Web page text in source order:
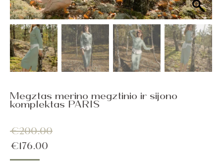
Megztas merino megztinio ir sijono
komplektas PARIS
€200.00
€176.00